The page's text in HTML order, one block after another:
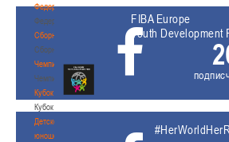
Федерация
Федерация
Сборные
Сборные
Чемпионат
Чемпионат
Кубок
Кубок
Детско-
юношеские
FIBA Europe
Youth Development